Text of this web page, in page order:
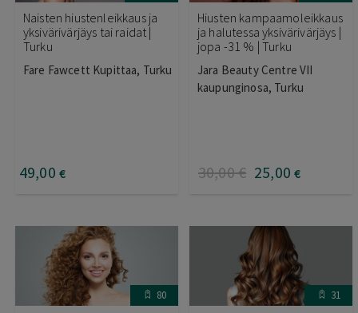
Naisten hiustenleikkaus ja
yksivärivärjäys tai raidat |
Turku
Fare Fawcett Kupittaa, Turku
49,00 €
Hiusten kampaamoleikkaus
ja halutessa yksivärivärjäys |
jopa -31 % | Turku
Jara Beauty Centre VII
kaupunginosa, Turku
30,00€ 25,00 €
80 31